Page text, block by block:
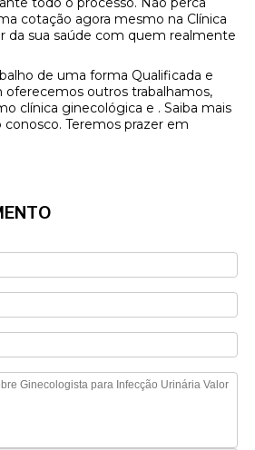
cotação agora mesmo na Clínica
da sua saúde com quem realmente
de uma forma Qualificada e
outros trabalhamos,
clínica ginecológica e . Saiba mais
Teremos prazer em